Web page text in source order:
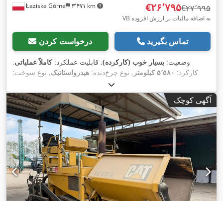
Łaziska Górne ۳٬۴۷۱ km ‎€۲۶٬۷۹۵ ‎€۲۷٬۹۹۵
VB به اضافه مالیات بر ارزش افزوده
درخواست کردن تماس بگیرید
وضعیت: بسیار خوب (کارکرده), قابلیت عملکرد:کاملاً عملیاتی,
کارکرد: ۵٬۵۸۰ کیلومتر , نوع چرخ‌دنده: هیدرواستاتیک, نوع سوخت:
, وزن کل:۷٬۳۰۰ کیلوگرم
کیلوگرم, وزن عملیاتی:۸٬۲۰۰ کیلوگرم , تعداد صندلی‌ها:۲, سال
ساخت:۲۰۱۲, ساعت کارکرد: ۵٬۵۸۰ h , تجهیزات:شاسی قابل
تنظیم, قفل دیفرانسیل, هیدرولیک, چهار چرخ محرک,
آگهی کوچک